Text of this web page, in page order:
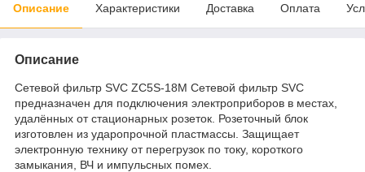
Описание Характеристики Доставка Оплата
Описание
Сетевой фильтр SVC ZC5S-18M Сетевой фильтр SVC
предназначен для подключения электроприборов в местах,
удалённых от стационарных розеток. Розеточный блок
изготовлен из ударопрочной пластмассы. Защищает
электронную технику от перегрузок по току, короткого
замыкания, ВЧ и импульсных помех.